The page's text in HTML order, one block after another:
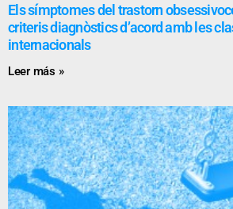
Els símptomes del trastorn
criteris diagnòstics d’acord amb les
internacionals
Leer más »